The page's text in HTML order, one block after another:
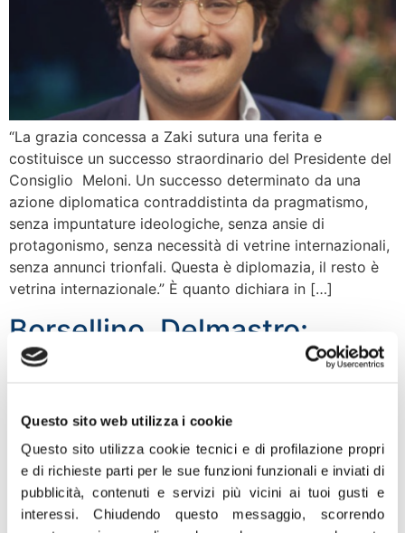
Questo sito web utilizza i cookie
Questo sito utilizza cookie tecnici e di profilazione propri
e di richieste parti per le sue funzioni funzionali e inviati di
pubblicità, contenuti e servizi più vicini ai tuoi gusti e
interessi.Chiudendo questo messaggio, scorrendo
“La grazia concessa a Zaki sutura una ferita e
costituisce un successo straordinario del Presidente del
Consiglio Meloni. Un successo determinato da una
azione diplomatica contraddistinta da pragmatismo,
senza impuntature ideologiche, senza ansie di
protagonismo, senza necessità di vetrine internazionali,
senza annunci trionfali. Questa è diplomazia, il resto è
vetrina internazionale.” È quanto dichiara in […]
Borsellino, Delmastro:
Governo a testa alta,
mafia
“L’esempio e la lezione di Paolo Borsellino è più viva che
mai. Con la mafia nessun compromesso morale,
nessuna indifferenza, nessuna contiguità, nessuna